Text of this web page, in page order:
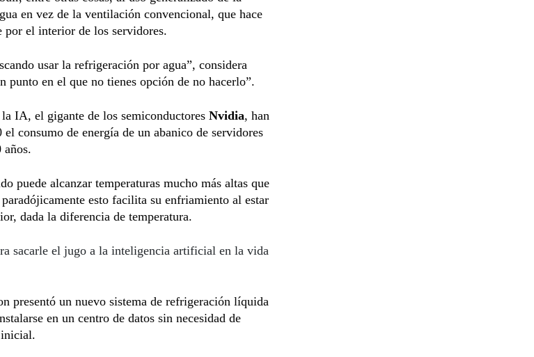
en vez de la ventilación convencional, que hace
el interior de los servidores.
usar la refrigeración por agua”, considera
punto en el que no tienes opción de no hacerlo”.
IA, el gigante de los semiconductores Nvidia, han
consumo de energía de un abanico de servidores
años.
puede alcanzar temperaturas mucho más altas que
esto facilita su enfriamiento al estar
dada la diferencia de temperatura.
sacarle el jugo a la inteligencia artificial en la vida
presentó un nuevo sistema de refrigeración líquida
en un centro de datos sin necesidad de